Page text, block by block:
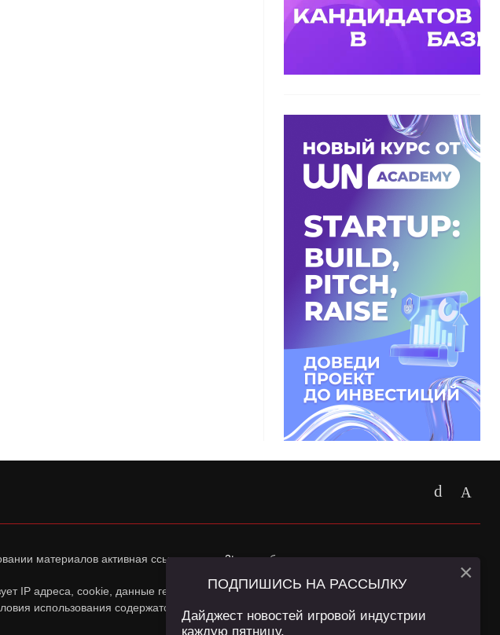
материалов активная ссылка наapp2top.ruобязательна.
IP адреса, cookie, данные геолокации Пользователей сайта и сервис «Яндекс
использования содержатся в
Политике конфиденциальностии
ПОДПИШИСЬ НА РАССЫЛКУ
Дайджест новостей игровой индустрии
каждую пятницу.
×